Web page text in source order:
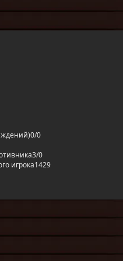
0/0
3/0
игрока1429